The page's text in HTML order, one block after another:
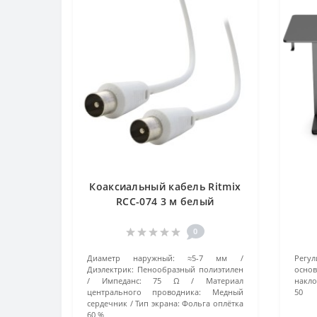
Коаксиальный кабель Ritmix
RCC-074 3 м белый
0
Диаметр наружный:
≈5-7 мм
Диэлектрик: Пенообразный полиэтилен
Импеданс:
75 Ω
Материал
центрального проводника:
Медный
сердечник
Тип экрана: Фольга оплётка
60 %
50